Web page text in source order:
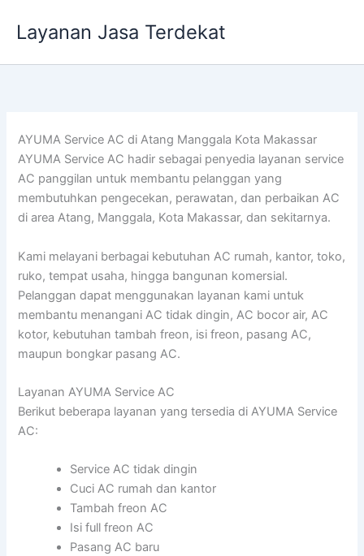
Layanan Jasa Terdekat
AYUMA Service AC di Atang Manggala Kota Makassar
AYUMA Service AC hadir sebagai penyedia layanan service
AC panggilan untuk membantu pelanggan yang
membutuhkan pengecekan, perawatan, dan perbaikan AC
di area Atang, Manggala, Kota Makassar, dan sekitarnya.
Kami melayani berbagai kebutuhan AC rumah, kantor, toko,
ruko, tempat usaha, hingga bangunan komersial.
Pelanggan dapat menggunakan layanan kami untuk
membantu menangani AC tidak dingin, AC bocor air, AC
kotor, kebutuhan tambah freon, isi freon, pasang AC,
maupun bongkar pasang AC.
Layanan AYUMA Service AC
Berikut beberapa layanan yang tersedia di AYUMA Service
AC:
Service AC tidak dingin
Cuci AC rumah dan kantor
Tambah freon AC
Isi full freon AC
Pasang AC baru